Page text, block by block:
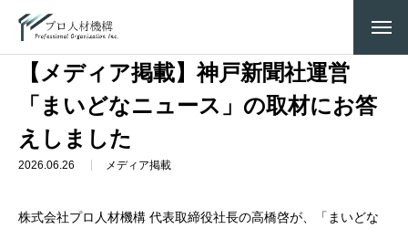
お知らせ
【メディア掲載】神戸新聞社運営
「まいどなニュース」の取材にお答
えしました
2026.06.26 メディア掲載
株式会社プロ人材機構 代表取締役社長の高橋啓が、「まいどな